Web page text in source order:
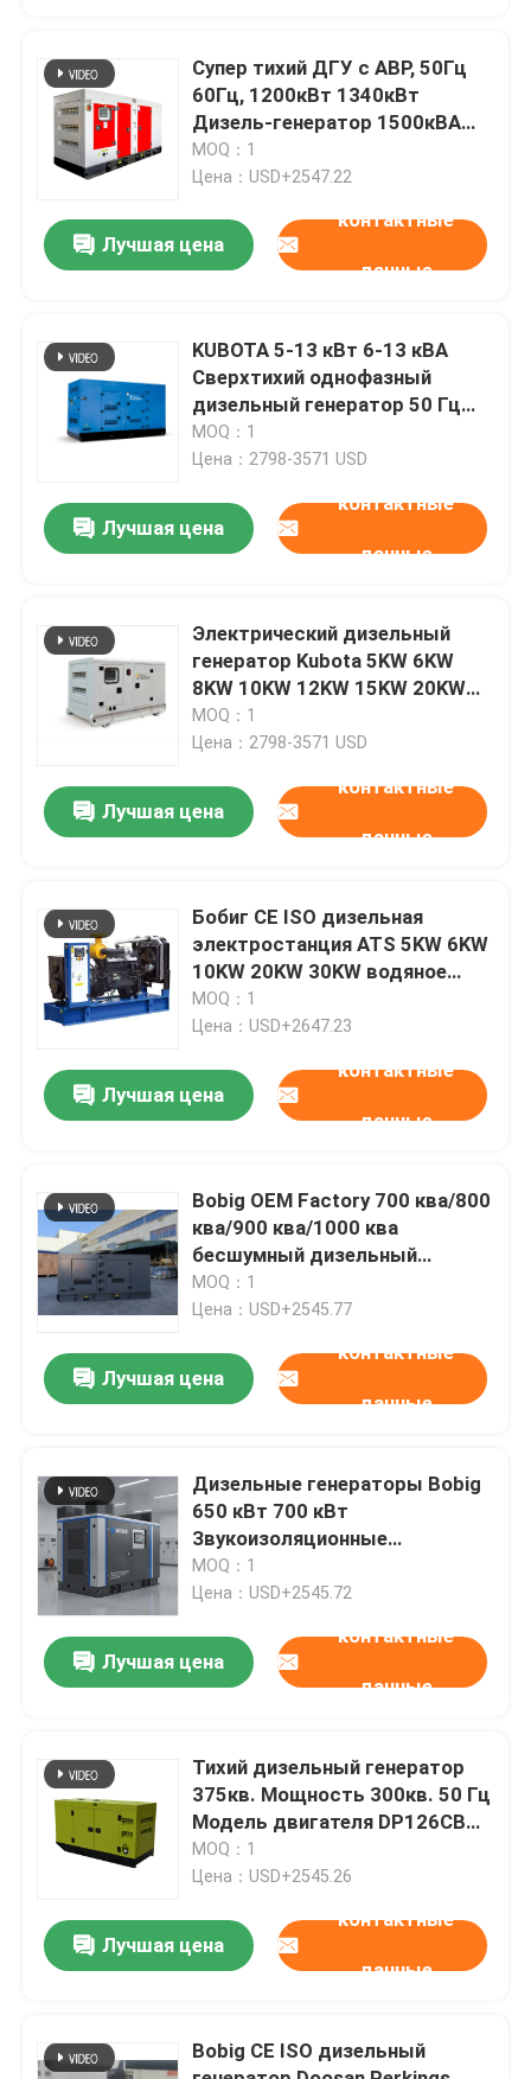
Дом
Видео
О нас
Путешествие фабрики
Проверка качества
Спросите цитату
Генераторы Cummins дизельные
Генератор Fawde дизельный
Супер тихий ДГУ с АВР, 50Гц
60Гц, 1200кВт 1340кВт
Дизель-генератор 1500кВА
1675кВА 1875кВА 2063кВт
Генератор для резервного
MOQ：1
Цена：USD+2547.22
Лучшая цена
контактные
данные
KUBOTA 5-13 кВт 6-13 кВА
Сверхтихий однофазный
дизельный генератор 50 Гц
звукоизоляционный
дистанционный управляющий
MOQ：1
Цена：2798-3571 USD
Лучшая цена
контактные
данные
Электрический дизельный
генератор Kubota 5KW 6KW
8KW 10KW 12KW 15KW 20KW
30KW с открытым/тихим
звукоизоляционным
MOQ：1
Цена：2798-3571 USD
Лучшая цена
контактные
данные
Бобиг CE ISO дизельная
электростанция ATS 5KW 6KW
10KW 20KW 30KW водяное
охлаждение 3-фазные
генераторы Промышленный
MOQ：1
Цена：USD+2647.23
Лучшая цена
контактные
данные
Bobig OEM Factory 700 ква/800
ква/900 ква/1000 ква
бесшумный дизельный
двигатель-генератор с CE/ISO
для промышленности
MOQ：1
Цена：USD+2545.77
Лучшая цена
контактные
данные
Дизельные генераторы Bobig
650 кВт 700 кВт
Звукоизоляционные
генераторные установки
Супер бесшумные дизельные
для резервного питания
MOQ：1
Цена：USD+2545.72
Лучшая цена
контактные
данные
Тихий дизельный генератор
375кв. Мощность 300кв. 50 Гц
Модель двигателя DP126CB
Подходит для промышленного
и коммерческого
MOQ：1
Цена：USD+2545.26
Лучшая цена
контактные
данные
Bobig CE ISO дизельный